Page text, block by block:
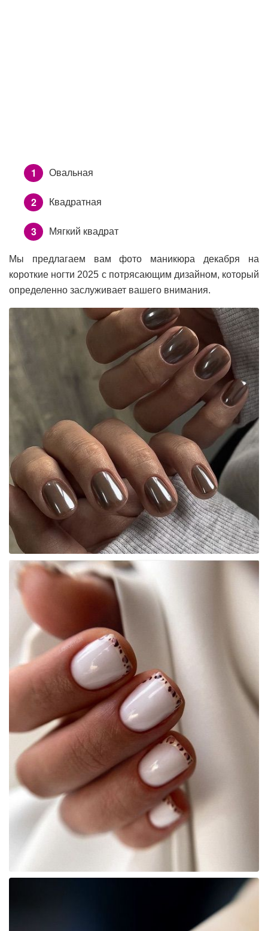
Овальная
Квадратная
Мягкий квадрат
Мы предлагаем вам фото маникюра декабря на
короткие ногти 2025 с потрясающим дизайном, который
определенно заслуживает вашего внимания.